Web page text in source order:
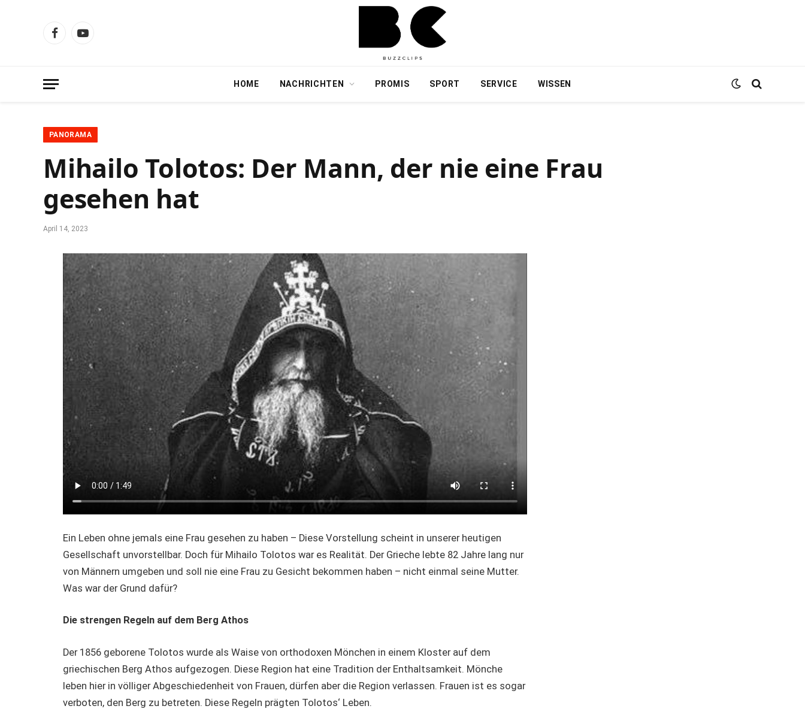
FacebookYouTube
HOME NACHRICHTEN PROMIS SPORT SERVICE WISSEN
PANORAMA
Mihailo Tolotos: Der Mann, der nie eine Frau
gesehen hat
April 14, 2023
Ein Leben ohne jemals eine Frau gesehen zu haben – Diese Vorstellung scheint in unserer heutigen
Gesellschaft unvorstellbar. Doch für Mihailo Tolotos war es Realität. Der Grieche lebte 82 Jahre lang nur
von Männern umgeben und soll nie eine Frau zu Gesicht bekommen haben – nicht einmal seine Mutter.
Was war der Grund dafür?
Die strengen Regeln auf dem Berg Athos
Der 1856 geborene Tolotos wurde als Waise von orthodoxen Mönchen in einem Kloster auf dem
griechischen Berg Athos aufgezogen. Diese Region hat eine Tradition der Enthaltsamkeit. Mönche
leben hier in völliger Abgeschiedenheit von Frauen, dürfen aber die Region verlassen. Frauen ist es sogar
verboten, den Berg zu betreten. Diese Regeln prägten Tolotos‘ Leben.